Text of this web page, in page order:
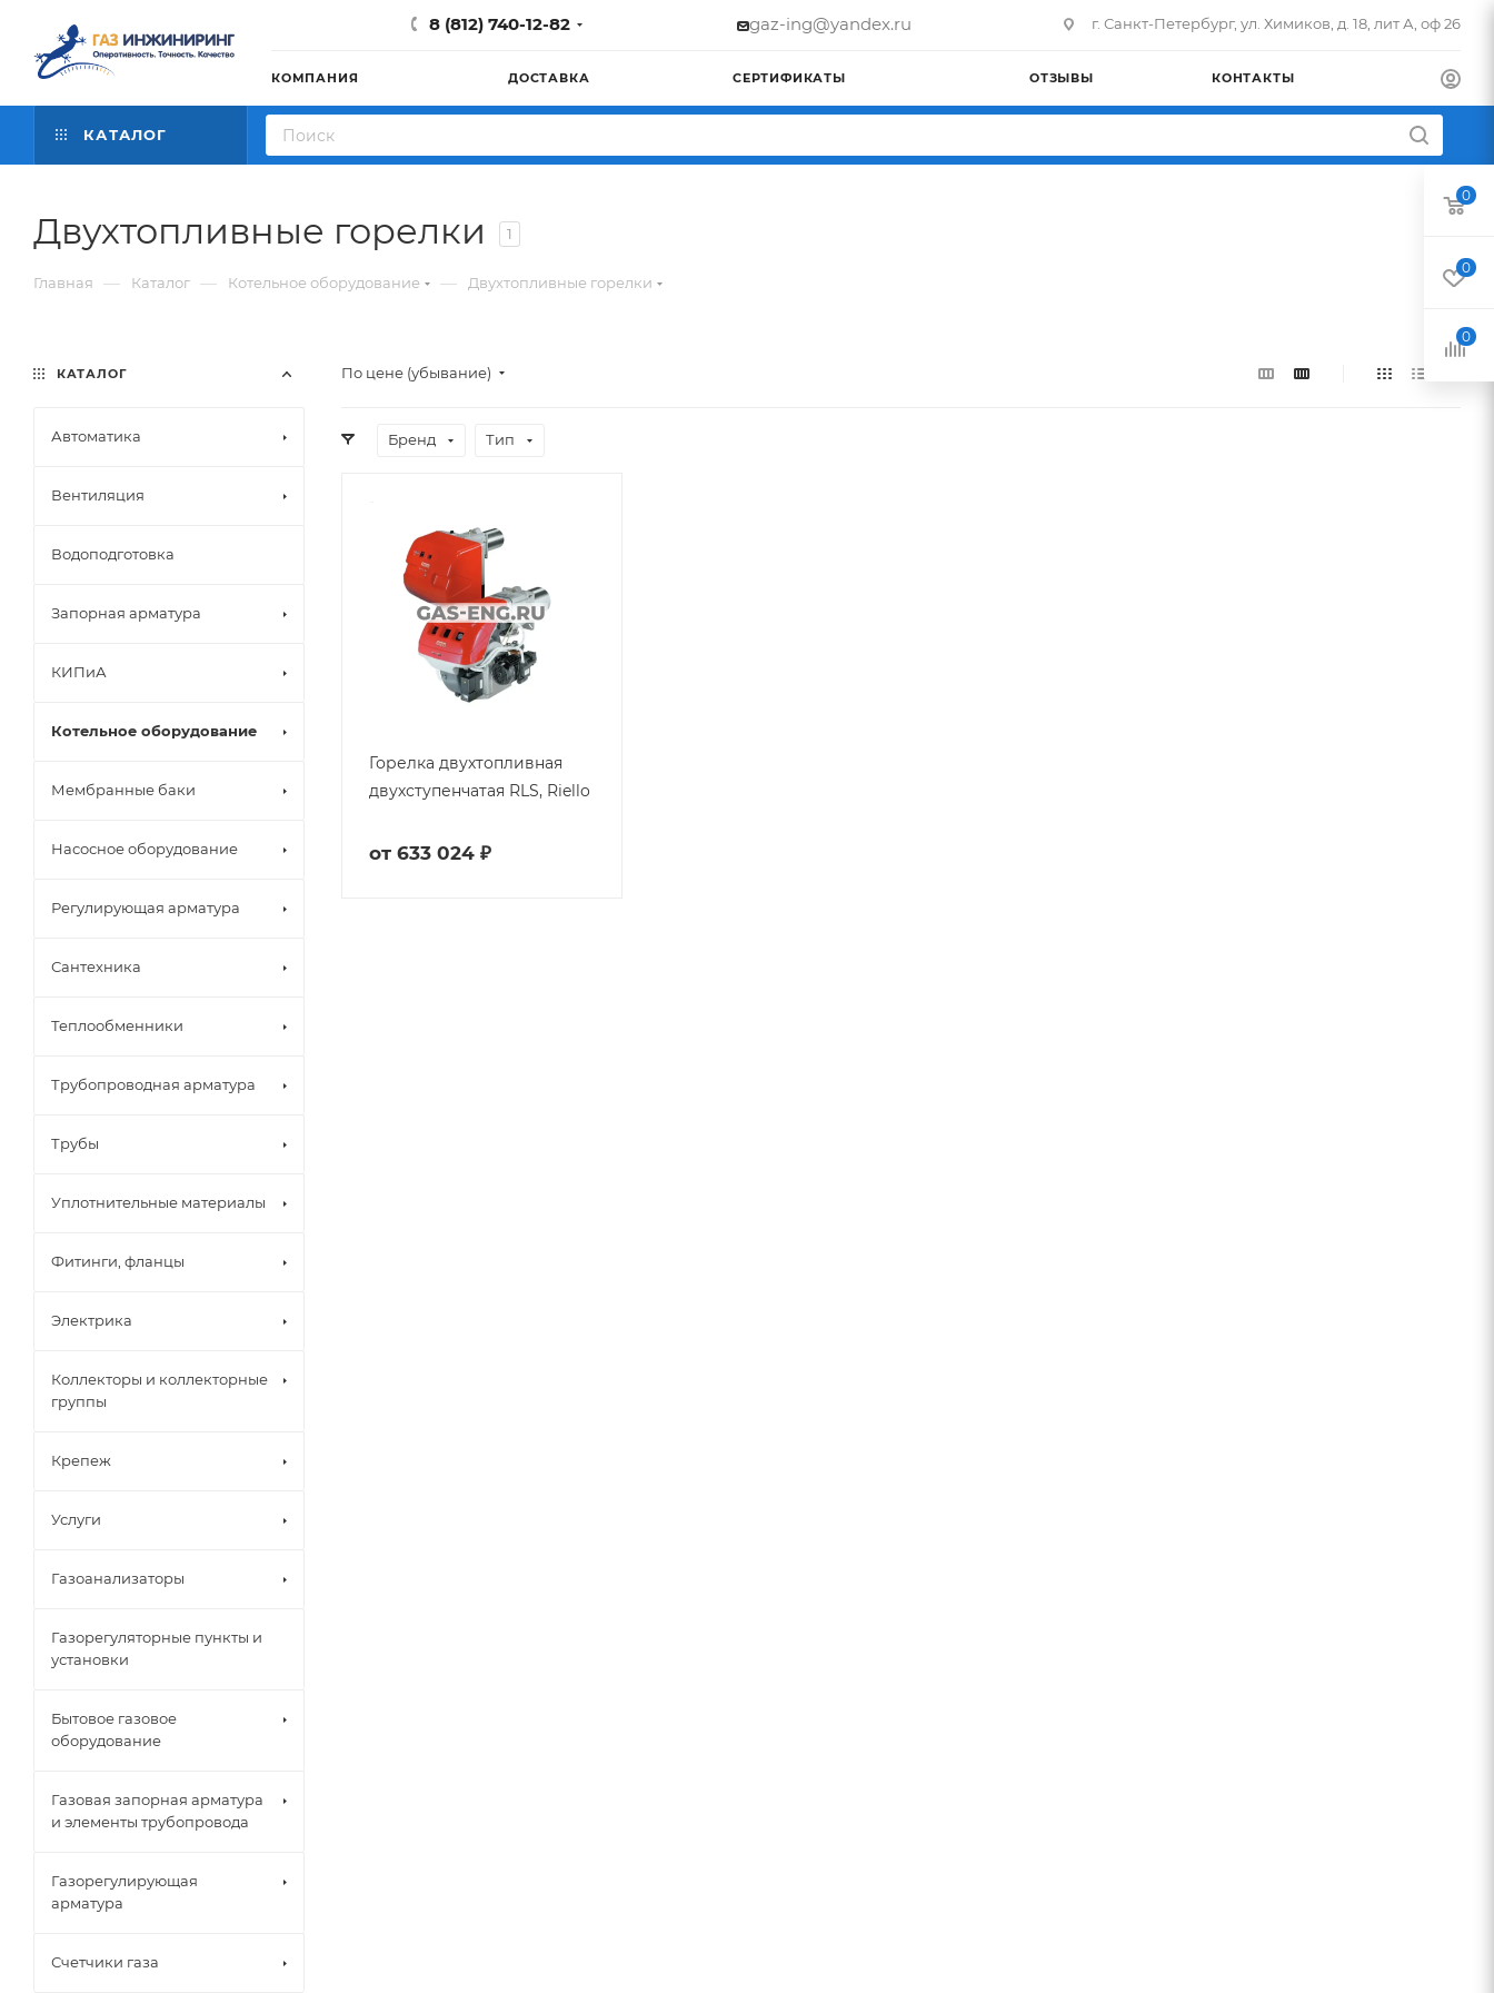
8 (812) 740-12-82 gaz-ing@yandex.ru г. Санкт-Петербург, ул. Химиков, д. 18, лит А, оф 26
КОМПАНИЯ ДОСТАВКА СЕРТИФИКАТЫ ОТЗЫВЫ КОНТАКТЫ
КАТАЛОГ
Двухтопливные горелки 1
Главная — Каталог — Котельное оборудование — Двухтопливные горелки
По цене (убывание)
Бренд Тип
Горелка двухтопливная
двухступенчатая RLS, Riello
от 633 024 ₽
КАТАЛОГ
Автоматика
Вентиляция
Водоподготовка
Запорная арматура
КИПиА
Котельное оборудование
Мембранные баки
Насосное оборудование
Регулирующая арматура
Сантехника
Теплообменники
Трубопроводная арматура
Трубы
Уплотнительные материалы
Фитинги, фланцы
Электрика
Коллекторы и коллекторные
группы
Крепеж
Услуги
Газоанализаторы
Газорегуляторные пункты и
установки
Бытовое газовое
оборудование
Газовая запорная арматура
и элементы трубопровода
Газорегулирующая
арматура
Счетчики газа
0
0
0